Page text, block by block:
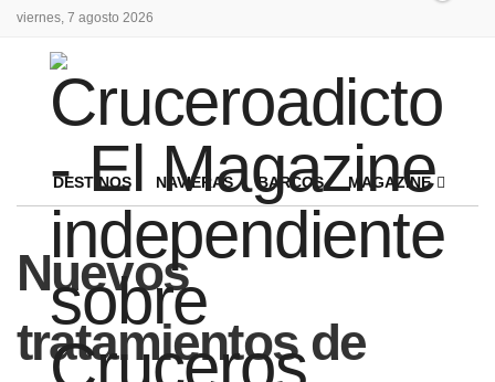
viernes, 7 agosto 2026
DESTINOS NAVIERAS BARCOS MAGAZINE
Nuevos
tratamientos de